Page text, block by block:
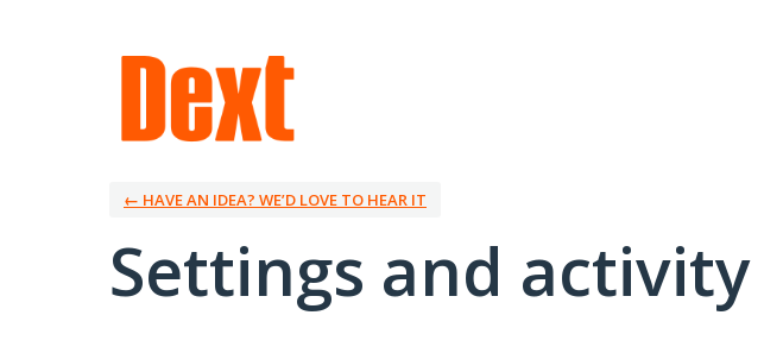
← HAVE AN IDEA? WE’D LOVE TO HEAR IT
Settings and activity